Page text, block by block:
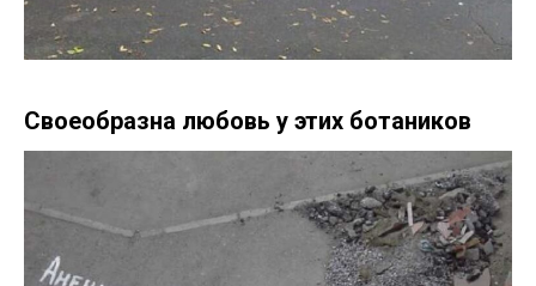
Своеобразна любовь у этих ботаников